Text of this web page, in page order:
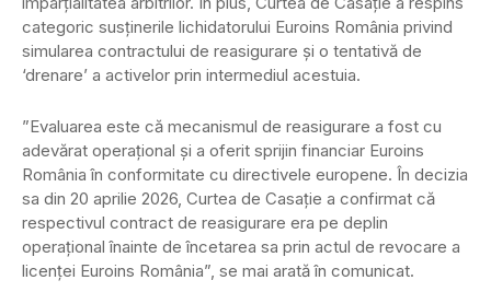
categoric susținerile lichidatorului Euroins România privind
simularea contractului de reasigurare și o tentativă de
‘drenare’ a activelor prin intermediul acestuia.
”Evaluarea este că mecanismul de reasigurare a fost cu
adevărat operațional și a oferit sprijin financiar Euroins
România în conformitate cu directivele europene. În decizia
sa din 20 aprilie 2026, Curtea de Casație a confirmat că
respectivul contract de reasigurare era pe deplin
operațional înainte de încetarea sa prin actul de revocare a
licenței Euroins România”, se mai arată în comunicat.